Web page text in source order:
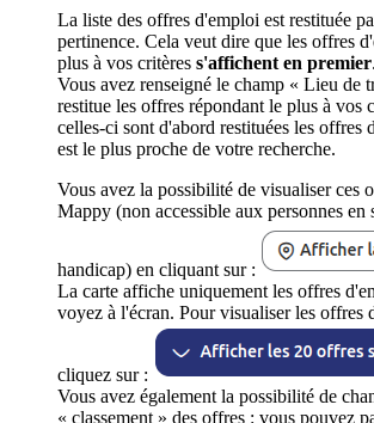
La liste des offres d'emploi est restituée
pertinence. Cela veut dire que les offres
plus à vos critères s'affichent en premier.
Vous avez renseigné le champ « Lieu de
restitue les offres répondant le plus à vos
celles-ci sont d'abord restituées les offres
est le plus proche de votre recherche.
Vous avez la possibilité de visualiser ces
Mappy (non accessible aux personnes en
handicap) en cliquant sur :
La carte affiche uniquement les offres
voyez à l'écran. Pour visualiser les offres
cliquez sur :
Vous avez également la possibilité de
« classement » des offres : vous pouvez